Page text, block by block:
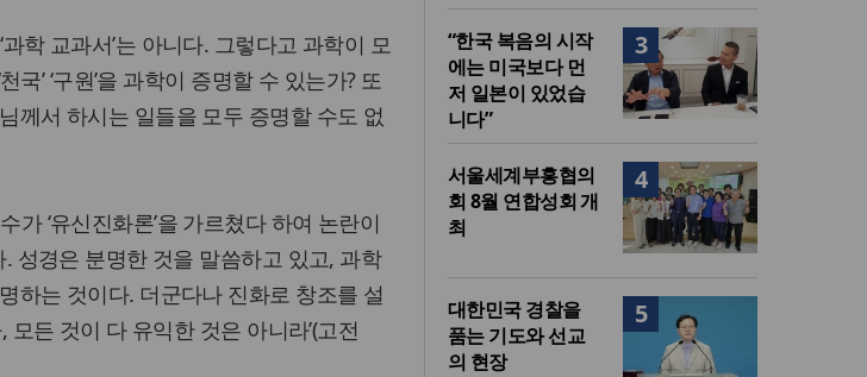
학 교과서’는 아니다. 그렇다고 과학이 모
국’ ‘구원’을 과학이 증명할 수 있는가? 또
께서 하시는 일들을 모두 증명할 수도 없
‘유신진화론’을 가르쳤다 하여 논란이
성경은 분명한 것을 말씀하고 있고, 과학
하는 것이다. 더군다나 진화로 창조를 설
든 것이 다 유익한 것은 아니라’(고전
3
“한국 복음의 시작
에는 미국보다 먼
저 일본이 있었습
니다”
4
서울세계부흥협의
회 8월 연합성회 개
최
5
대한민국 경찰을
품는 기도와 선교
의 현장